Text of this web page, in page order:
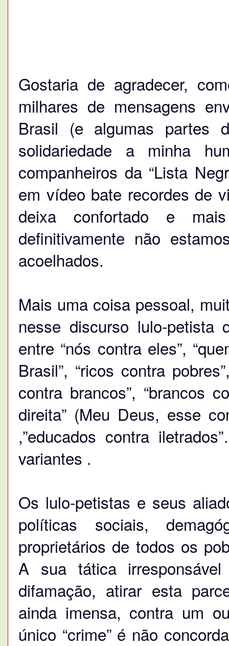
Gostaria de agradecer,
milhares de mensagens
Brasil (e algumas partes
solidariedade a minha
companheiros da “Lista
em vídeo bate recordes de
deixa confortado e
definitivamente não
acoelhados.
Mais uma coisa pessoal,
nesse discurso lulo-
entre “nós contra eles”,
Brasil”, “ricos contra
contra brancos”, “brancos
direita” (Meu Deus, esse
,”educados contra
variantes .
Os lulo-petistas e seus
políticas sociais,
proprietários de todos os
A sua tática
difamação, atirar esta
ainda imensa, contra um
único “crime” é não